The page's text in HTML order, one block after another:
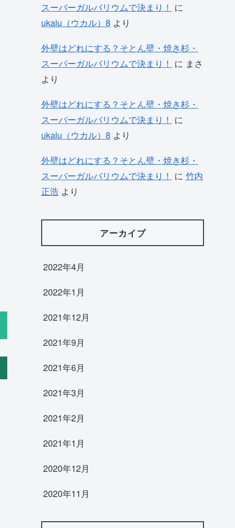
スーパーガルバリウムで決まり！ に
ukalu（ウカル）8 より
外壁はどれにする？そとん壁・焼き杉・
スーパーガルバリウムで決まり！ に まさ
より
外壁はどれにする？そとん壁・焼き杉・
スーパーガルバリウムで決まり！ に
ukalu（ウカル）8 より
外壁はどれにする？そとん壁・焼き杉・
スーパーガルバリウムで決まり！ に 竹内
正浩 より
アーカイブ
2022年4月
2022年1月
2021年12月
2021年9月
2021年6月
2021年3月
2021年2月
2021年1月
2020年12月
2020年11月